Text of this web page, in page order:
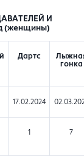
И
(женщины)
Дартс
гонка
17.02.2024
1 7